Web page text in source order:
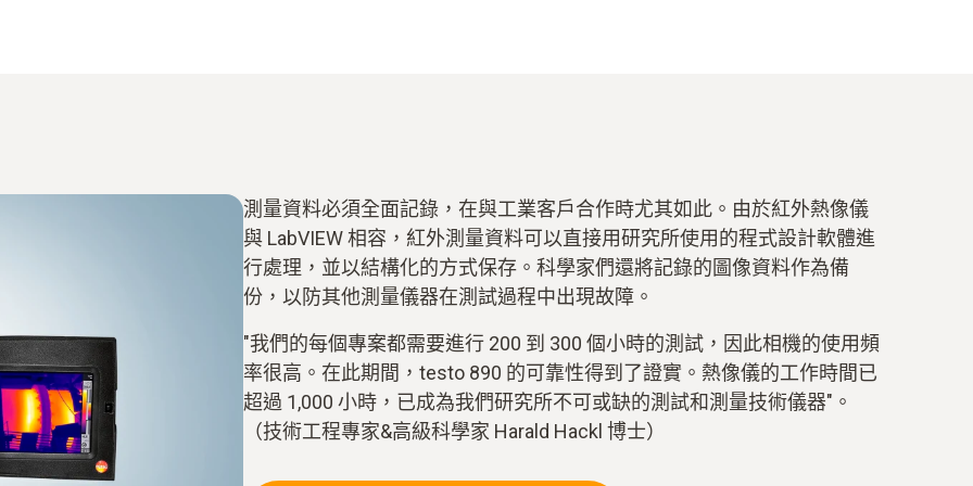
測量資料必須全面記錄，在與工業客戶合作時尤其如此。由於紅外熱像儀
與 LabVIEW 相容，紅外測量資料可以直接用研究所使用的程式設計軟體進
行處理，並以結構化的方式保存。科學家們還將記錄的圖像資料作為備
份，以防其他測量儀器在測試過程中出現故障。
"我們的每個專案都需要進行 200 到 300 個小時的測試，因此相機的使用頻
率很高。在此期間，testo 890 的可靠性得到了證實。熱像儀的工作時間已
超過 1,000 小時，已成為我們研究所不可或缺的測試和測量技術儀器"。
（技術工程專家&高級科學家 Harald Hackl 博士）